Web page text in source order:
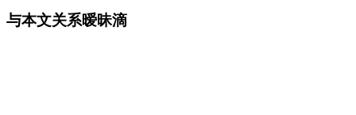
与本文关系暧昧滴